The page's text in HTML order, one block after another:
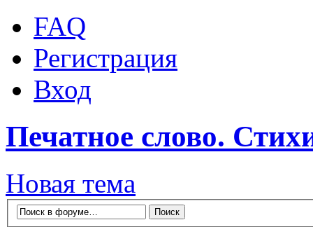
FAQ
Регистрация
Вход
Печатное слово.
Новая тема